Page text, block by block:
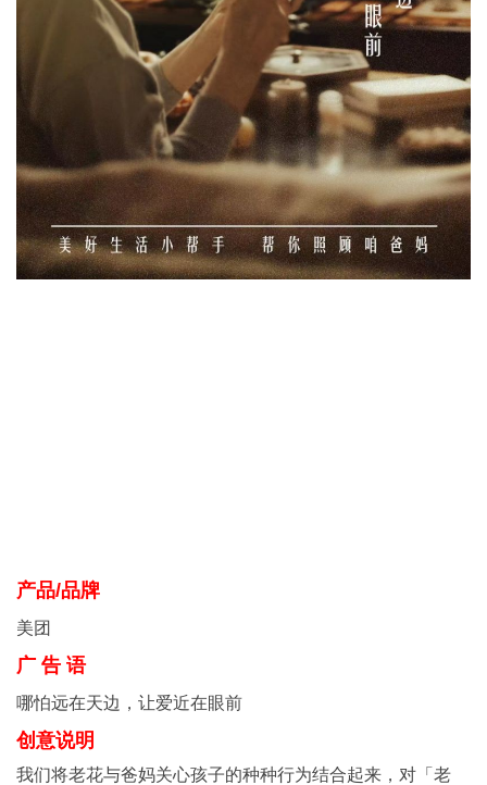
产品/品牌
美团
广 告 语
哪怕远在天边，让爱近在眼前
创意说明
我们将老花与爸妈关心孩子的种种行为结合起来，对「老